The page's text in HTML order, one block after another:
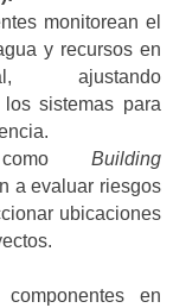
monitorean el
y recursos en
ajustando
los sistemas para
como Building
a evaluar riesgos
ubicaciones
en